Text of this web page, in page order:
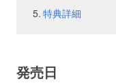
特典詳細
発売日